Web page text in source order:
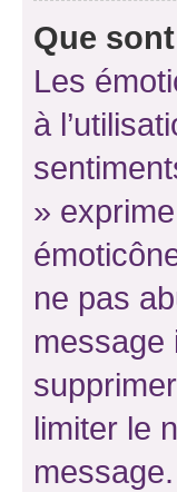
Que
Les
à
»
ne pas
message
limiter le
message.